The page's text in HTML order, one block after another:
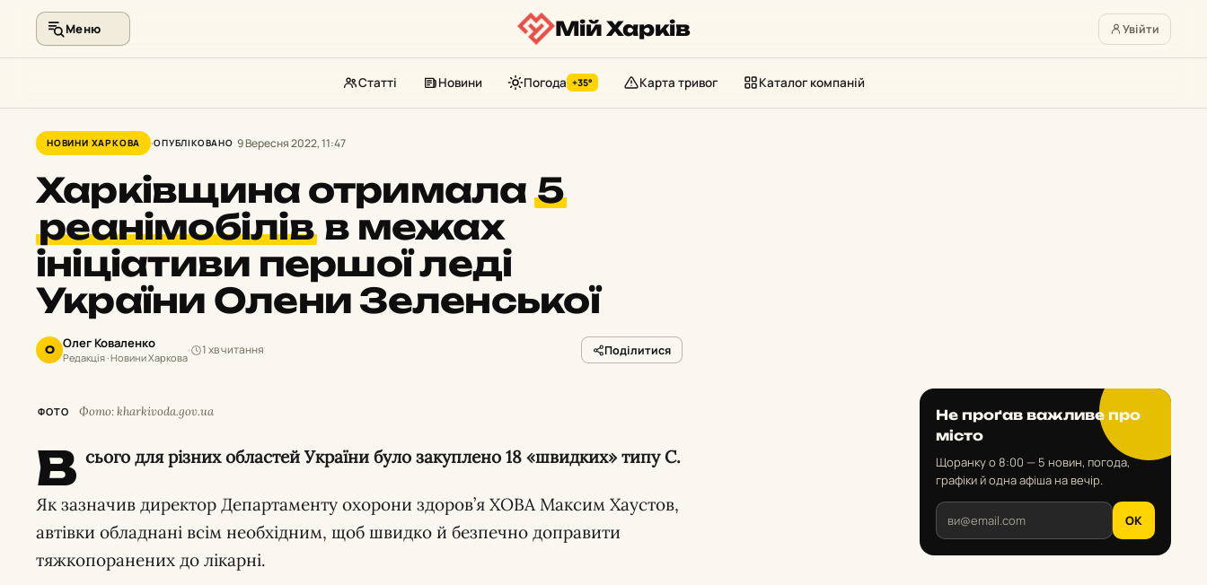
контенту
Меню Мій Харків Увійти
Статті Новини Погода +35° Карта тривог Каталог компаній
НОВИНИ ХАРКОВА ОПУБЛІКОВАНО 9 Вересня 2022, 11:47
Харківщина отримала 5
реанімобілівв межах
ініціативи першої леді
України Олени Зеленської
О Олег Коваленко
Редакція · Новини Харкова
1 хв читання Поділитися
ФОТО Фото: kharkivoda.gov.ua
В сього для різних областей України було закуплено 18 «швидких» типу С.
Як зазначив директор Департаменту охорони здоров’я ХОВА Максим Хаустов,
автівки обладнані всім необхідним, щоб швидко й безпечно доправити
тяжкопоранених до лікарні.
Не проґав важливе про
місто
Щоранку о 8:00 — 5 новин, погода,
графіки й одна афіша на вечір.
OK